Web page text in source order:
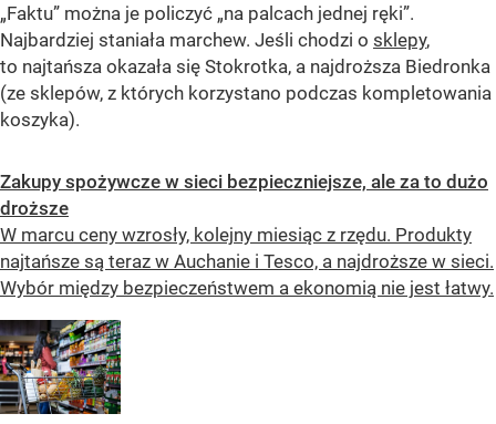
„Faktu” można je policzyć „na palcach jednej ręki”.
Najbardziej staniała marchew. Jeśli chodzi o sklepy,
to najtańsza okazała się Stokrotka, a najdroższa Biedronka
(ze sklepów, z których korzystano podczas kompletowania
koszyka).
Zakupy spożywcze w sieci bezpieczniejsze, ale za to dużo
droższe
W marcu ceny wzrosły, kolejny miesiąc z rzędu. Produkty
najtańsze są teraz w Auchanie i Tesco, a najdroższe w sieci.
Wybór między bezpieczeństwem a ekonomią nie jest łatwy.